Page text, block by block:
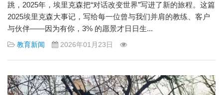
跳，2025年，埃里克森把“对话改变世界”写进了新的旅程。这篇
2025埃里克森大事记，写给每一位曾与我们并肩的教练、客户
与伙伴——因为有你，3% 的愿景才日日生...
教育新闻 2026年01月23日